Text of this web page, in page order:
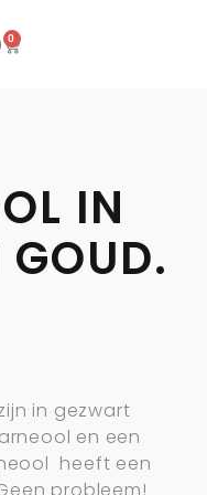
0
IN
GOUD.
in gezwart
en een
heeft een